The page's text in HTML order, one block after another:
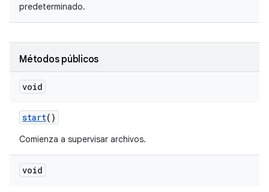
predeterminado.
Métodos públicos
void
start()
Comienza a supervisar archivos.
void